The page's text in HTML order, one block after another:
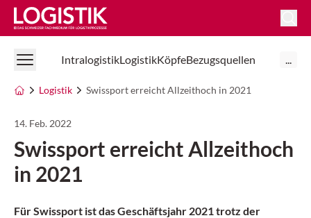
Logistik Online
IntralogistikLogistikKöpfeBezugsquellen ...
Logistik Swissport erreicht Allzeithoch in 2021
14. Feb. 2022
Swissport erreicht Allzeithoch
in 2021
Für Swissport ist das Geschäftsjahr 2021 trotz der